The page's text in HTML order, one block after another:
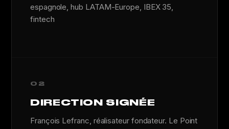
espagnole, hub LATAM-Europe, IBEX 35,
fintech
02
DIRECTION SIGNÉE
François Lefranc, réalisateur fondateur. Le Point